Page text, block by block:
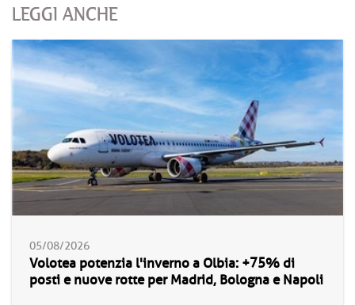
LEGGI ANCHE
05/08/2026
Volotea potenzia l'inverno a Olbia: +75% di
posti e nuove rotte per Madrid, Bologna e Napoli